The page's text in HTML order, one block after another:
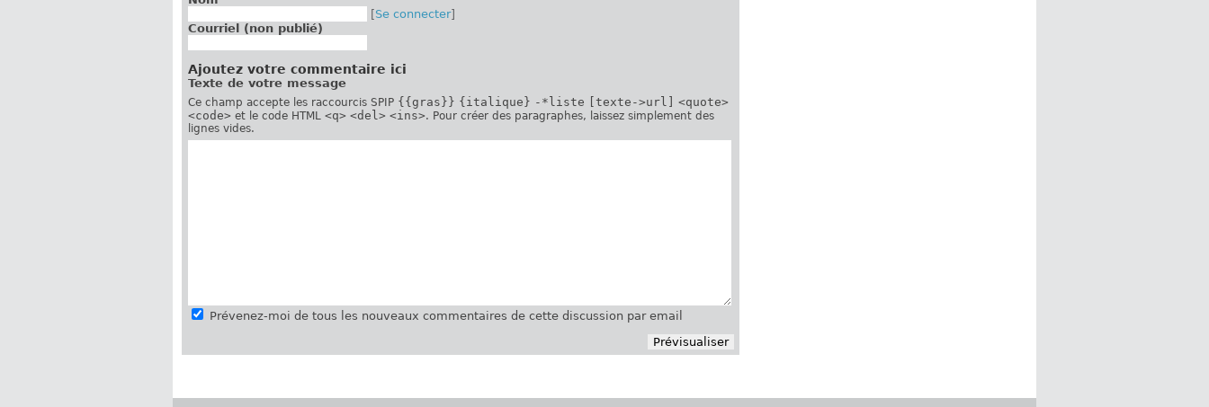
[Se connecter]
Courriel (non publié)
Ajoutez votre commentaire ici
Texte de votre message
Ce champ accepte les raccourcis SPIP {{gras}} {italique} -*liste [texte->url]
<quote>
<code> et le code HTML <q> <del> <ins>. Pour créer des paragraphes, laissez simplement des
lignes vides.
Prévenez-moi de tous les nouveaux commentaires de cette discussion par email